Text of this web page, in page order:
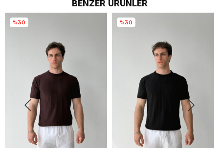
BENZER ÜRÜNLER
%30 %30